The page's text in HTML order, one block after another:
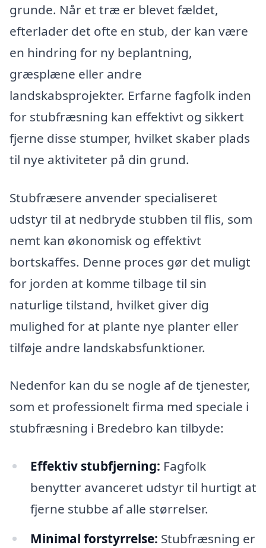
grunde. Når et træ er blevet fældet,
efterlader det ofte en stub, der kan være
en hindring for ny beplantning,
græsplæne eller andre
landskabsprojekter. Erfarne fagfolk inden
for stubfræsning kan effektivt og sikkert
fjerne disse stumper, hvilket skaber plads
til nye aktiviteter på din grund.
Stubfræsere anvender specialiseret
udstyr til at nedbryde stubben til flis, som
nemt kan økonomisk og effektivt
bortskaffes. Denne proces gør det muligt
for jorden at komme tilbage til sin
naturlige tilstand, hvilket giver dig
mulighed for at plante nye planter eller
tilføje andre landskabsfunktioner.
Nedenfor kan du se nogle af de tjenester,
som et professionelt firma med speciale i
stubfræsning i Bredebro kan tilbyde:
Effektiv stubfjerning: Fagfolk
benytter avanceret udstyr til hurtigt at
fjerne stubbe af alle størrelser.
Minimal forstyrrelse: Stubfræsning er